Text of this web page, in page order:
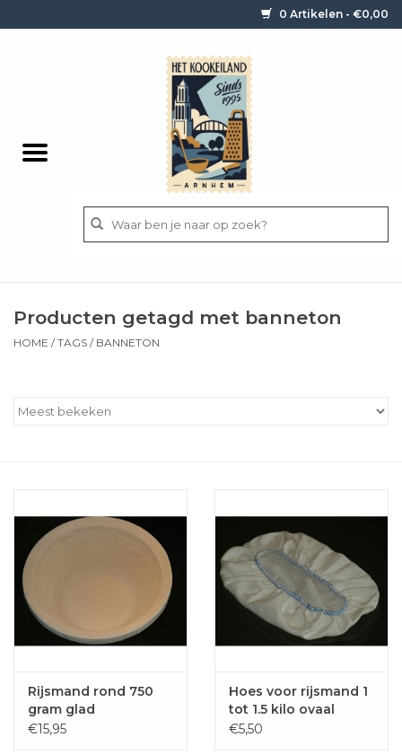
0 Artikelen - €0,00
Bestek
Apparatuur
Aanbiedingen ✅
Cadeau idee
Cadeaubonnen
Producten getagd met banneton
HOME /TAGS / BANNETON
Rijsmand rond 750
gram glad
€15,95
Hoes voor rijsmand 1
tot 1.5 kilo ovaal
€5,50